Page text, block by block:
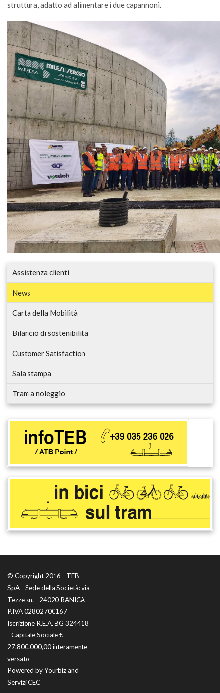
struttura, adatto ad alimentare i due capannoni.
Assistenza clienti
News
Carta della Mobilità
Bilancio di sostenibilità
Customer Satisfaction
Sala stampa
Tram a noleggio
© Copyright 2016 - TEB
SpA - Sede della Società: via
Tezze sn. - 24020 RANICA -
P.IVA 02802700167
Iscrizione R.E.A. BG 324418
- Capitale Sociale €
27.800.000,00 interamente
versato
Powered byYourbizand
Servizi CEC